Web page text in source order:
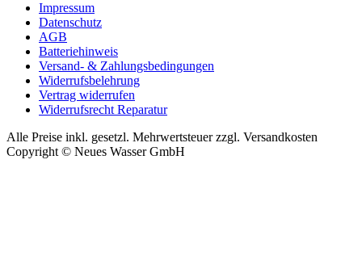
Impressum
Datenschutz
AGB
Batteriehinweis
Versand- & Zahlungsbedingungen
Widerrufsbelehrung
Vertrag widerrufen
Widerrufsrecht Reparatur
Alle Preise inkl. gesetzl. Mehrwertsteuer zzgl. Versandkosten
Copyright © Neues Wasser GmbH